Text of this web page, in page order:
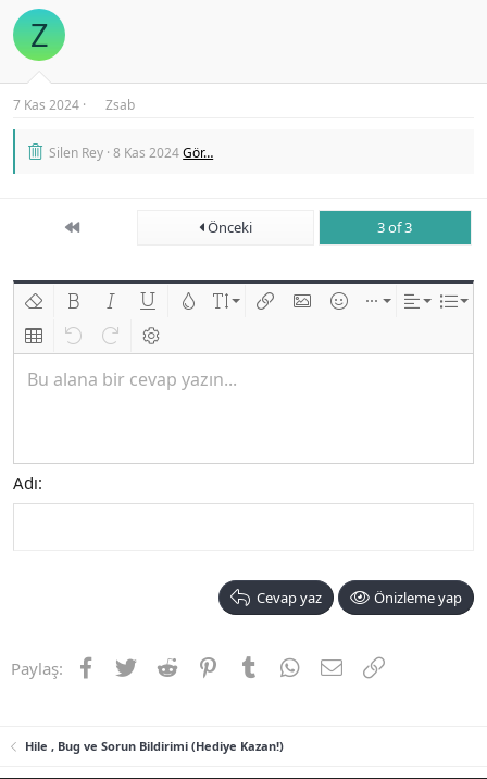
Z
7 Kas 2024 Zsab
Silen Rey 8 Kas 2024Gör…
First Önceki 3 of 3
Biçimlendirmeyi kaldır
Kalın Yatık Altını çiz
Insert table
Geri alileri alBB kodunu değiştir
Bu alana bir cevap yazın...
Adı
Cevap yaz Önizleme yap
Paylaş: Facebook
TwitterReddit PinterestTumblrWhatsApp
E-postaLink
Hile , Bug ve Sorun Bildirimi (Hediye Kazan!)